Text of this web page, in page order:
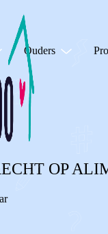
Ouders
OP